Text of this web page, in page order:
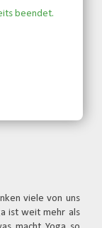
beendet.
viele von uns
ist weit mehr als